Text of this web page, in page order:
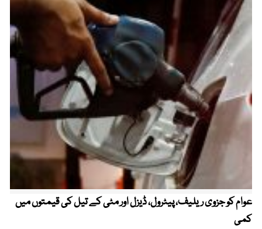
عوام کو جزوی ریلیف، پیٹرول، ڈیزل اور مٹی کے تیل کی قیمتوں میں
کمی